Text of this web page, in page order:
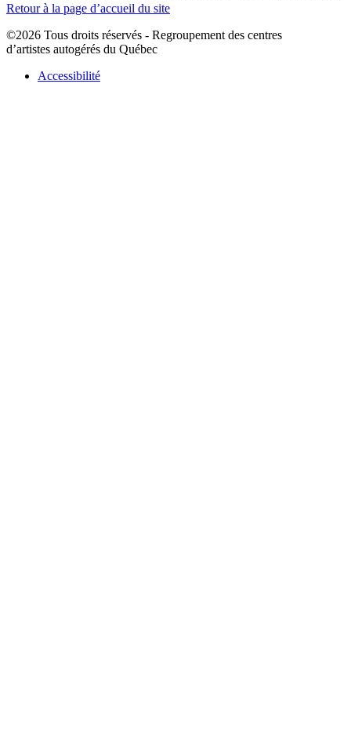
Retour à la page d’accueil du site
©2026 Tous droits réservés - Regroupement des centres
d’artistes autogérés du Québec
Accessibilité